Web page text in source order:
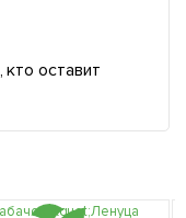
оставит